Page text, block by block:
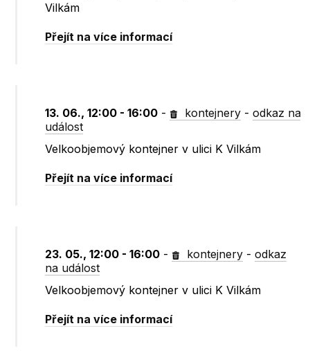
Vilkám
Přejít na více informací
13. 06., 12:00 - 16:00 - kontejnery -odkaz na
událost
Velkoobjemový kontejner v ulici K Vilkám
Přejít na více informací
23. 05., 12:00 - 16:00 - kontejnery -odkaz
na událost
Velkoobjemový kontejner v ulici K Vilkám
Přejít na více informací